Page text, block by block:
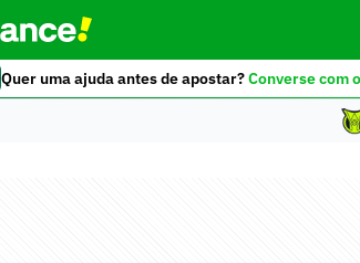
Quer uma ajuda antes de apostar?Converse com